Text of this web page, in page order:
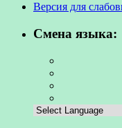
Версия для
Смена языка: